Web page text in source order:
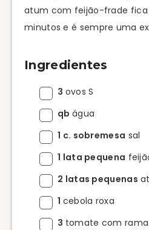
atum com feijão-frade
minutos e é sempre uma
Ingredientes
3 ovos S
qb água
1 c. sobremesa sal
1 lata pequena
2 latas pequenas
1 cebola roxa
3 tomate com rama